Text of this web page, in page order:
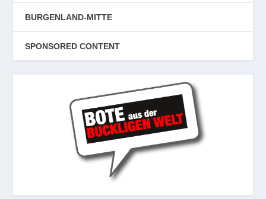
BURGENLAND-MITTE
SPONSORED CONTENT